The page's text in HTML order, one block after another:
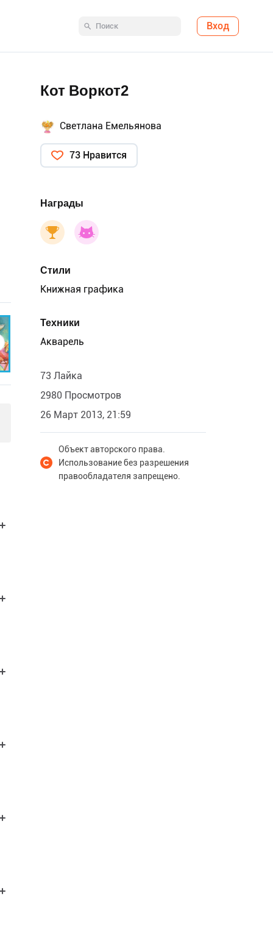
Вход
Кот Воркот2
Светлана Емельянова
73 Нравится
Награды
Стили
Книжная графика
Техники
Акварель
73 Лайка
2980 Просмотров
26 Март 2013, 21:59
Объект авторского права.
Использование без разрешения
правообладателя запрещено.